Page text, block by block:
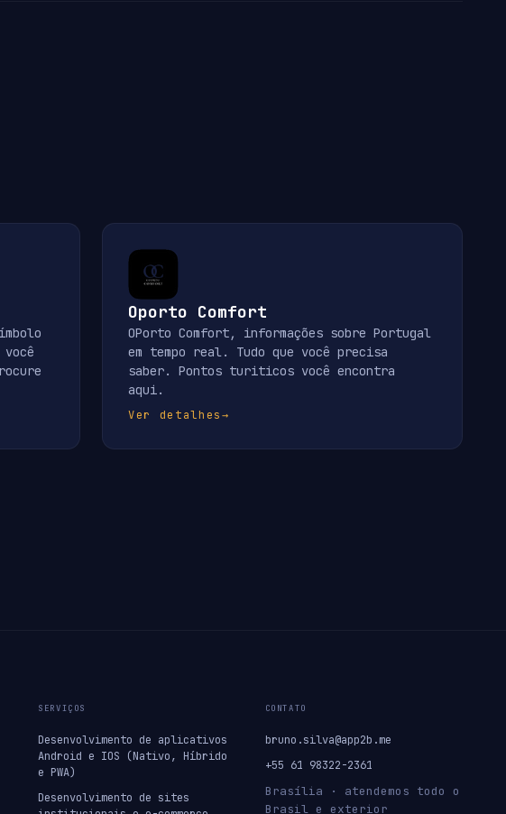
Oporto Comfort
OPorto Comfort, informações sobre Portugal
em tempo real. Tudo que você precisa
saber. Pontos turiticos você encontra
aqui.
Ver detalhes→
SERVIÇOS
Desenvolvimento de aplicativos
Android e IOS (Nativo, Híbrido
e PWA)
Desenvolvimento de sites
CONTATO
bruno.silva@app2b.me
+55 61 98322-2361
Brasília · atendemos todo o
Brasil e exterior